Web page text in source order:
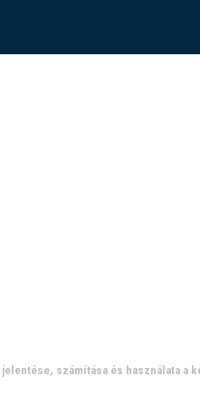
számítása és használata a